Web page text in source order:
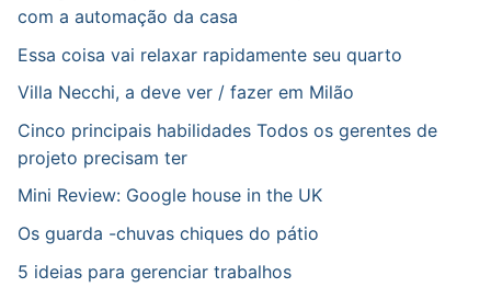
com a automação da casa
Essa coisa vai relaxar rapidamente seu quarto
Villa Necchi, a deve ver / fazer em Milão
Cinco principais habilidades Todos os gerentes de
projeto precisam ter
Mini Review: Google house in the UK
Os guarda -chuvas chiques do pátio
5 ideias para gerenciar trabalhos